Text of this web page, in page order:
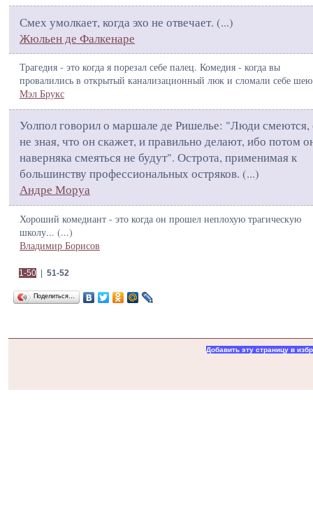
Смех умолкает, когда эхо не отвечает. (...)
Жюльен де Фалкенаре
Трагедия - это когда я порезал себе палец. Комедия - когда вы
провалились в открытый канализационный люк и сломали себе
Мэл Брукс
Уолпол говорил о маршале де Ришелье: "Люди
не зная, что он скажет, и правильно делают, ибо потом
наверняка смеяться не будут". Острота, применимая к
большинству профессиональных остряков. (...)
Андре Моруа
Хороший комедиант - это когда он прошел неплохую трагическую
школу... (...)
Владимир Борисов
1-50| 51-52
Поделиться…
Добавить эту страницу в